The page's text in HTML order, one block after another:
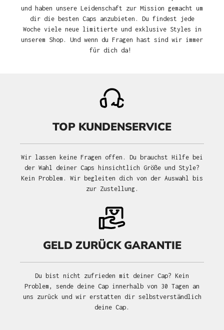
und haben unsere Leidenschaft zur Mission gemacht um
dir die besten Caps anzubieten. Du findest jede
Woche viele neue limitierte und exklusive Styles in
unserem Shop. Und wenn du Fragen hast sind wir immer
für dich da!
TOP KUNDENSERVICE
Wir lassen keine Fragen offen. Du brauchst Hilfe bei
der Wahl deiner Caps hinsichtlich Größe und Style?
Kein Problem. Wir begleiten dich von der Auswahl bis
zur Zustellung.
GELD ZURÜCK GARANTIE
Du bist nicht zufrieden mit deiner Cap? Kein
Problem, sende deine Cap innerhalb von 30 Tagen an
uns zurück und wir erstatten dir selbstverständlich
deine Cap.